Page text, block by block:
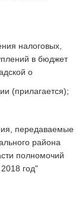
налоговых,
в бюджет
о
(прилагается);
передаваемые
района
полномочий
год"